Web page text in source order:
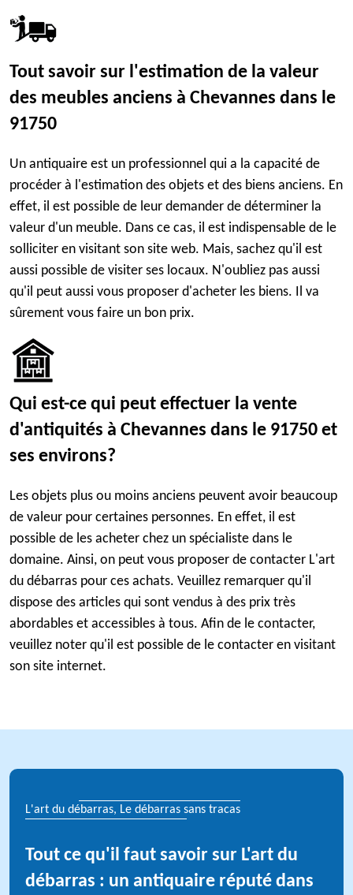
Tout savoir sur l'estimation de la valeur
des meubles anciens à Chevannes dans le
91750
Un antiquaire est un professionnel qui a la capacité de
procéder à l'estimation des objets et des biens anciens. En
effet, il est possible de leur demander de déterminer la
valeur d'un meuble. Dans ce cas, il est indispensable de le
solliciter en visitant son site web. Mais, sachez qu'il est
aussi possible de visiter ses locaux. N'oubliez pas aussi
qu'il peut aussi vous proposer d'acheter les biens. Il va
sûrement vous faire un bon prix.
Qui est-ce qui peut effectuer la vente
d'antiquités à Chevannes dans le 91750 et
ses environs?
Les objets plus ou moins anciens peuvent avoir beaucoup
de valeur pour certaines personnes. En effet, il est
possible de les acheter chez un spécialiste dans le
domaine. Ainsi, on peut vous proposer de contacter L'art
du débarras pour ces achats. Veuillez remarquer qu'il
dispose des articles qui sont vendus à des prix très
abordables et accessibles à tous. Afin de le contacter,
veuillez noter qu'il est possible de le contacter en visitant
son site internet.
L'art du débarras, Le débarras sans tracas
Tout ce qu'il faut savoir sur L'art du
débarras : un antiquaire réputé dans